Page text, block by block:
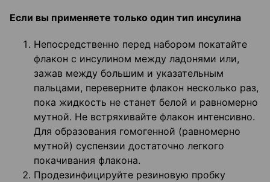
Если вы применяете только один тип инсулина
Непосредственно перед набором покатайте
флакон с инсулином между ладонями или,
зажав между большим и указательным
пальцами, переверните флакон несколько раз,
пока жидкость не станет белой и равномерно
мутной. Не встряхивайте флакон интенсивно.
Для образования гомогенной (равномерно
мутной) суспензии достаточно легкого
покачивания флакона.
Продезинфицируйте резиновую пробку